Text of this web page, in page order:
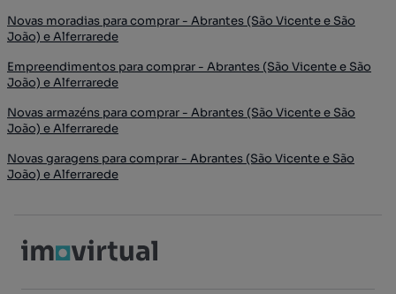
Novas moradias para comprar - Abrantes (São Vicente e São
João) e Alferrarede
Empreendimentos para comprar - Abrantes (São Vicente e São
João) e Alferrarede
Novas armazéns para comprar - Abrantes (São Vicente e São
João) e Alferrarede
Novas garagens para comprar - Abrantes (São Vicente e São
João) e Alferrarede